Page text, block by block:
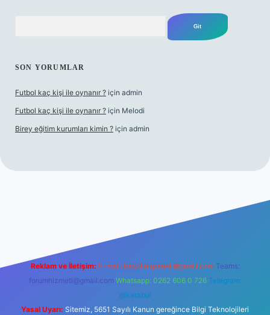
SON YORUMLAR
Futbol kaç kişi ile oynanır ? için admin
Futbol kaç kişi ile oynanır ? için Melodi
Birey eğitim kurumları kimin ? için admin
Reklam ve İletişim: E-mail: backlinkpaneli@gmail.com Teams:
forumhizmeti@gmail.com Whatsapp: 0262 606 0 726 Telegram:
@karabul
Yasal Uyarı: Sitemiz, 5651 Sayılı Kanun gereğince Bilgi Teknolojileri